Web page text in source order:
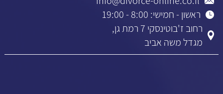
ראשון - חמישי: 8:00 - 19:00
רחוב ז'בוטינסקי 7 רמת גן,
מגדל משה אביב